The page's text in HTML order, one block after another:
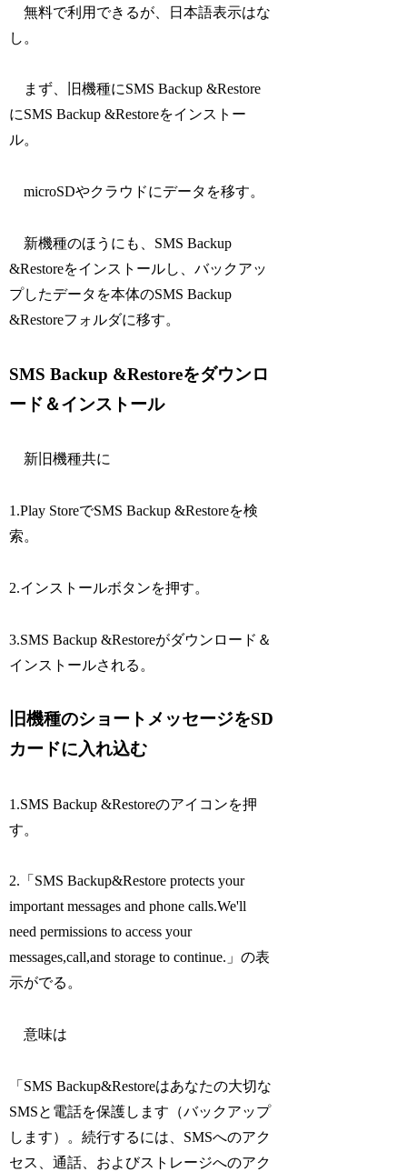
無料で利用できるが、日本語表示はな
し。
まず、旧機種にSMS Backup &Restore
にSMS Backup &Restoreをインストー
ル。
microSDやクラウドにデータを移す。
新機種のほうにも、SMS Backup
&Restoreをインストールし、バックアッ
プしたデータを本体のSMS Backup
&Restoreフォルダに移す。
SMS Backup &Restoreをダウンロ
ード＆インストール
新旧機種共に
1.Play StoreでSMS Backup &Restoreを検
索。
2.インストールボタンを押す。
3.SMS Backup &Restoreがダウンロード＆
インストールされる。
旧機種のショートメッセージをSD
カードに入れ込む
1.SMS Backup &Restoreのアイコンを押
す。
2.「SMS Backup&Restore protects your
important messages and phone calls.We'll
need permissions to access your
messages,call,and storage to continue.」の表
示がでる。
意味は
「SMS Backup&Restoreはあなたの大切な
SMSと電話を保護します（バックアップ
します）。続行するには、SMSへのアク
セス、通話、およびストレージへのアク